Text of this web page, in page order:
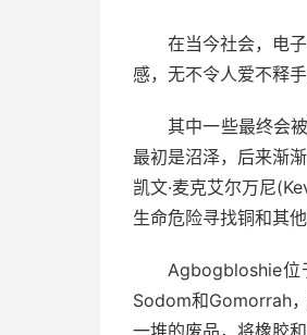
在当今社会，电
感，无不令人爱不释
其中一些最终会
最初是沼泽，后来渐
凯文·麦克艾尔万尼
生命危险寻找铜和其
Agbogbloshie位
Sodom和Gomorrah
一堆的废品，将橡胶